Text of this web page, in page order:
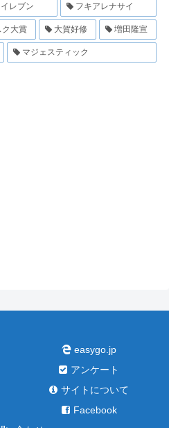
レブン フキアレナサイ
ク大賞 大賀好修 増田隆宣
マジェスティック
easygo.jp
アンケート
サイトについて
Facebook